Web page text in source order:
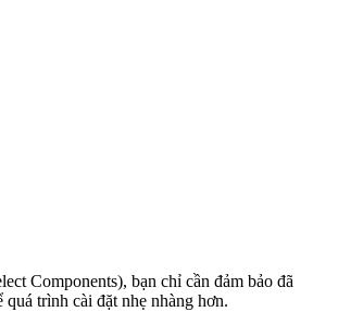
Components), bạn chỉ cần đảm bảo đã
trình cài đặt nhẹ nhàng hơn.